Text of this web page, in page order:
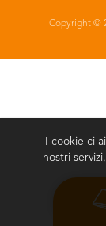
Copyright ©
I cookie ci
nostri